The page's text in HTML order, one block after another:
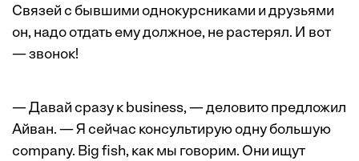
Связей с бывшими однокурсниками и друзьями
он, надо отдать ему должное, не растерял. И вот
— звонок!
— Давай сразу к business, — деловито предложил
Айван. — Я сейчас консультирую одну большую
company. Big fish, как мы говорим. Они ищут